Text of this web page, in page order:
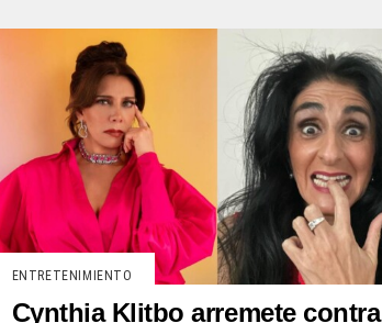
ENTRETENIMIENTO
Cynthia Klitbo arremete contra